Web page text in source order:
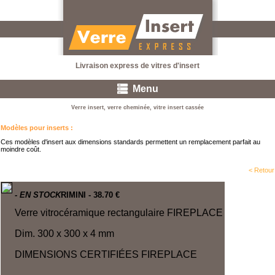
Livraison express de vitres d'insert
Menu
Verre insert, verre cheminée, vitre insert cassée
Modèles pour inserts :
Ces modèles d'insert aux dimensions standards permettent un remplacement parfait au
moindre coût.
< Retour
RIMINI
- EN STOCK - 38.70 €
Verre vitrocéramique rectangulaire FIREPLACE
Dim. 300 x 300 x 4 mm
DIMENSIONS CERTIFIÉES FIREPLACE